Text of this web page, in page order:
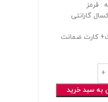
: قرمز
گارانتی
کارت ضمانت
به سبد خرید